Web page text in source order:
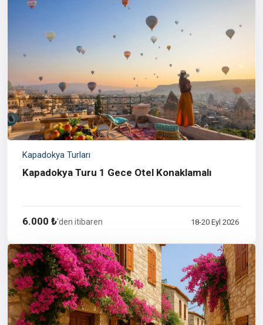
Kapadokya Turları
Kapadokya Turu 1 Gece Otel Konaklamalı
6.000 ₺'den itibaren 18-20 Eyl 2026